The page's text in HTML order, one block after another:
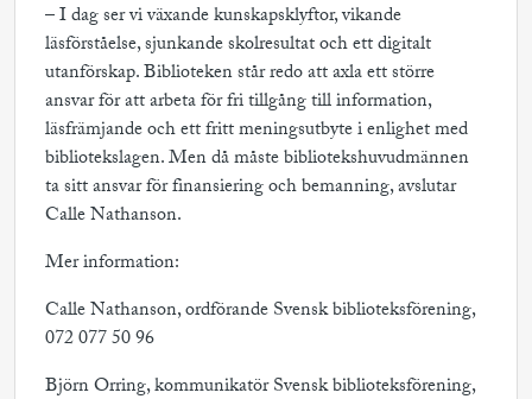
– I dag ser vi växande kunskapsklyftor, vikande
läsförståelse, sjunkande skolresultat och ett digitalt
utanförskap. Biblioteken står redo att axla ett större
ansvar för att arbeta för fri tillgång till information,
läsfrämjande och ett fritt meningsutbyte i enlighet med
bibliotekslagen. Men då måste bibliotekshuvudmännen
ta sitt ansvar för finansiering och bemanning, avslutar
Calle Nathanson.
Mer information:
Calle Nathanson, ordförande Svensk biblioteksförening,
072 077 50 96
Björn Orring, kommunikatör Svensk biblioteksförening,